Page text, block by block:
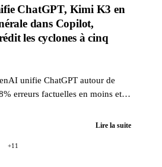
ChatGPT, Kimi K3 en
dans Copilot,
les cyclones à cinq
unifie ChatGPT autour de
erreurs factuelles en moins et
dans GitHub Copilot, et
cyclones avec une avance de
Lire la suite
+11